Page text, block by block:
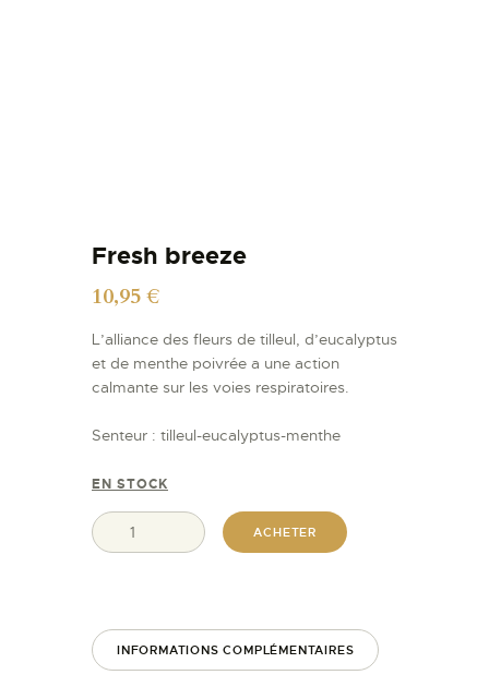
Fresh breeze
10,95€
L’alliance des fleurs de tilleul, d’eucalyptus
et de menthe poivrée a une action
calmante sur les voies respiratoires.
Senteur : tilleul-eucalyptus-menthe
EN STOCK
ACHETER
INFORMATIONS COMPLÉMENTAIRES